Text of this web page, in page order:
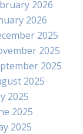
2026
2026
2025
2025
2025
2025
2025
2025
2025